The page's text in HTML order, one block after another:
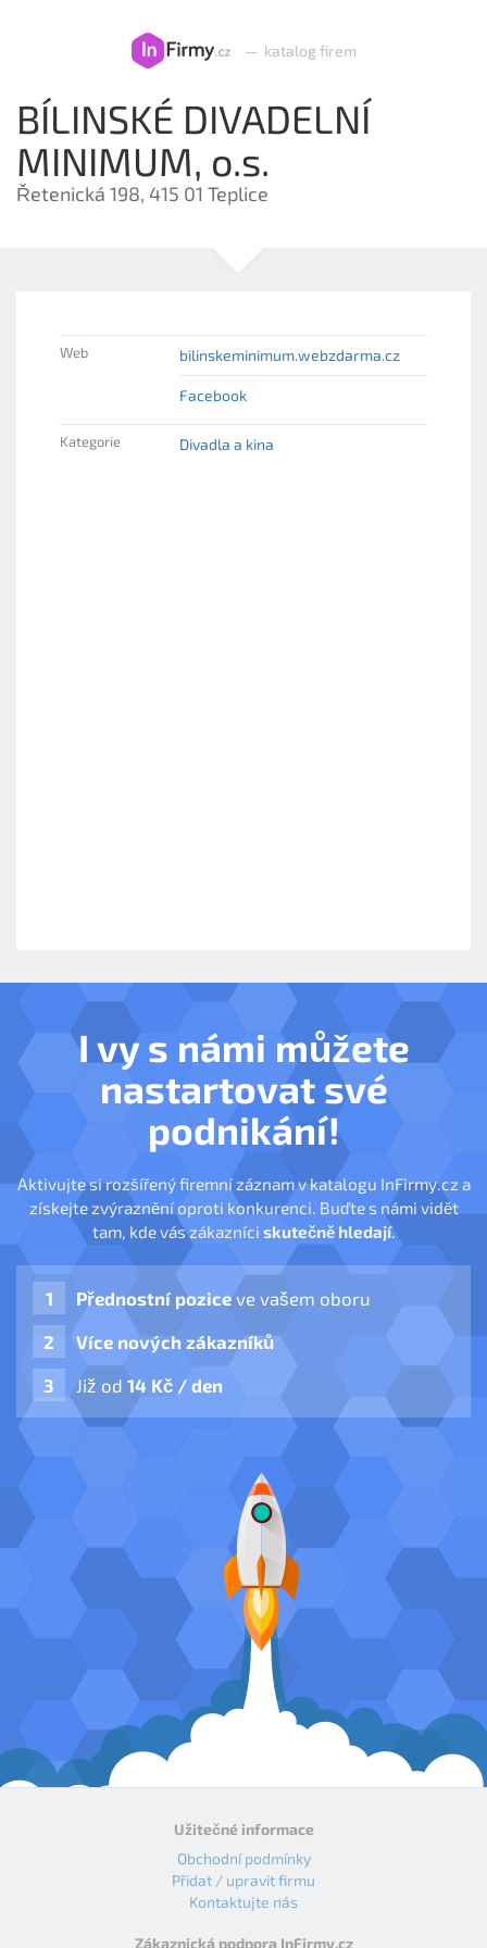
— katalog firem
BÍLINSKÉ DIVADELNÍ
MINIMUM, o.s.
Řetenická 198, 415 01 Teplice
Web bilinskeminimum.webzdarma.cz
Facebook
Kategorie Divadla a kina
I vy s námi můžete
nastartovat své
podnikání!
Aktivujte si rozšířený firemní záznam v katalogu InFirmy.cz a
získejte zvýraznění oproti konkurenci. Buďte s námi vidět
tam, kde vás zákazníci skutečně hledají.
Přednostní poziceve vašem oboru
Více nových zákazníků
Již od 14 Kč / den
Užitečné informace
Obchodní podmínky
Přidat / upravit firmu
Kontaktujte nás
Zákaznická podpora InFirmy.cz